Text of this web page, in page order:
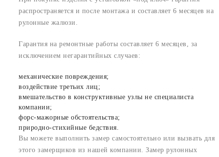
распространяется и после монтажа и составляет 6 месяцев на
рулонные жалюзи.
Гарантия на ремонтные работы составляет 6 месяцев, за
исключением негарантийных случаев:
механические повреждения;
воздействие третьих лиц;
вмешательство в конструктивные узлы не специалиста
компании;
форс-мажорные обстоятельства;
природно-стихийные бедствия.
Вы можете выполнить замер самостоятельно или вызвать для
этого замерщиков из нашей компании. Замер рулонных